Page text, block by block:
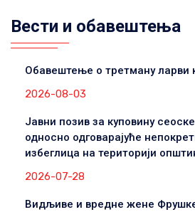
Вести и обавештења
Обавештење о третману ларви
2026-08-03
Јавни позив за куповину
односно одговарајуће
избеглица на територији
2026-07-28
Видљиве и вредне жене